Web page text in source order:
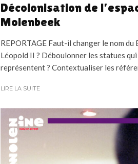
Décolonisation de
Molenbeek
REPORTAGE Faut-il changer le nom du
Léopold II ? Déboulonner les statues
représentent ? Contextualiser les
LIRE LA SUITE